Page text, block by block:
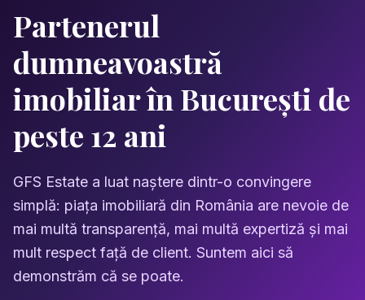
Partenerul
dumneavoastră
imobiliar în București de
peste 12 ani
GFS Estate a luat naștere dintr-o convingere
simplă: piața imobiliară din România are nevoie de
mai multă transparență, mai multă expertiză și mai
mult respect față de client. Suntem aici să
demonstrăm că se poate.